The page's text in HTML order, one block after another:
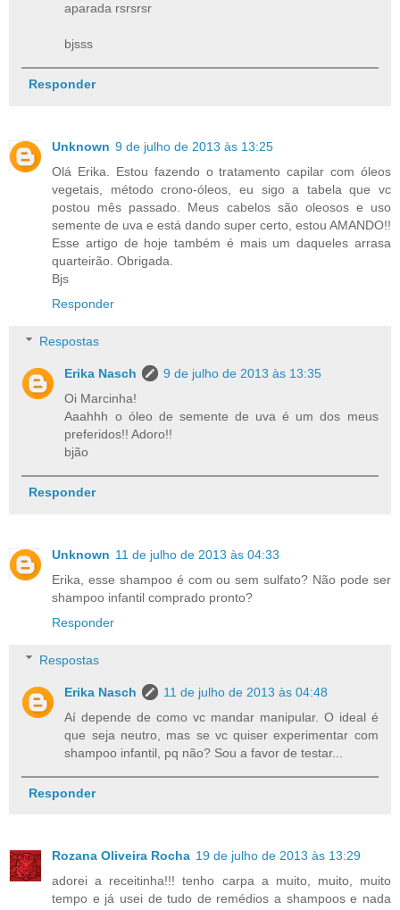
aparada rsrsrsr
bjsss
Responder
Unknown 9 de julho de 2013 às 13:25
Olá Erika. Estou fazendo o tratamento capilar com óleos
vegetais, método crono-óleos, eu sigo a tabela que vc
postou mês passado. Meus cabelos são oleosos e uso
semente de uva e está dando super certo, estou AMANDO!!
Esse artigo de hoje também é mais um daqueles arrasa
quarteirão. Obrigada.
Bjs
Responder
Respostas
Erika Nasch
9 de julho de 2013 às 13:35
Oi Marcinha!
Aaahhh o óleo de semente de uva é um dos meus
preferidos!! Adoro!!
bjão
Responder
Unknown 11 de julho de 2013 às 04:33
Erika, esse shampoo é com ou sem sulfato? Não pode ser
shampoo infantil comprado pronto?
Responder
Respostas
Erika Nasch
11 de julho de 2013 às 04:48
Aí depende de como vc mandar manipular. O ideal é
que seja neutro, mas se vc quiser experimentar com
shampoo infantil, pq não? Sou a favor de testar...
Responder
Rozana Oliveira Rocha 19 de julho de 2013 às 13:29
adorei a receitinha!!! tenho carpa a muito, muito, muito
tempo e já usei de tudo de remédios a shampoos e nada